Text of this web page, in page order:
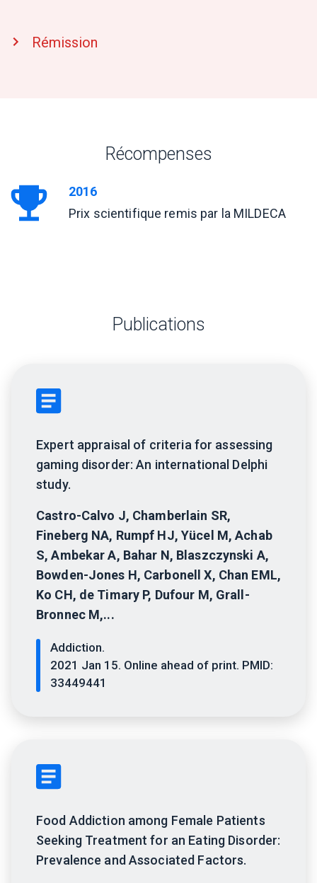
Rémission
Récompenses
2016
Prix scientifique remis par la MILDECA
Publications
Expert appraisal of criteria for assessing
gaming disorder: An international Delphi
study.
Castro-Calvo J, Chamberlain SR,
Fineberg NA, Rumpf HJ, Yücel M, Achab
S, Ambekar A, Bahar N, Blaszczynski A,
Bowden-Jones H, Carbonell X, Chan EML,
Ko CH, de Timary P, Dufour M, Grall-
Bronnec M,...
Addiction.
2021 Jan 15. Online ahead of print. PMID:
33449441
Food Addiction among Female Patients
Seeking Treatment for an Eating Disorder:
Prevalence and Associated Factors.